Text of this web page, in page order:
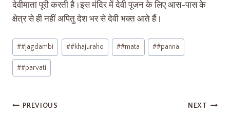
देवीमाता पूरी करती है।इस मंदिर में देवी पूजन के लिए आस-पास के
क्षेत्र से ही नहीं अपितु देश भर से देवी भक्त आते हैं।
##jagdambi ##khajuraho ##mata ##panna
##parvati
PREVIOUS NEXT